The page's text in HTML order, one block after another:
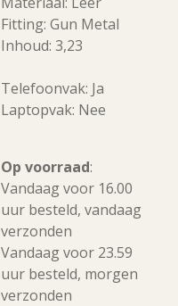
Fitting: Gun Metal
Inhoud: 3,23
Telefoonvak: Ja
Laptopvak: Nee
Op voorraad:
Vandaag voor 16.00
uur besteld, vandaag
verzonden
Vandaag voor 23.59
uur besteld, morgen
verzonden